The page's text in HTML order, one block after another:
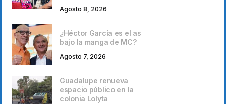
Agosto 8, 2026
¿Héctor García es el as
bajo la manga de MC?
Agosto 7, 2026
Guadalupe renueva
espacio público en la
colonia Lolyta